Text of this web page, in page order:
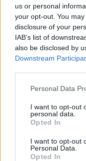
us or personal
your opt-out. You
disclosure of your
IAB’s list of
also be disclosed by
Downstream
Personal Data
I want to opt-out
personal data.
Opted In
I want to opt-out
Personal Data.
Opted In
Publié par Louna.nt
7h26.
Commentaires